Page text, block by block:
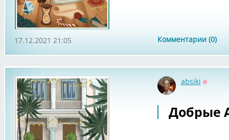
Комментарии (0)
17.12.2021 21:05
absiki
Добрые